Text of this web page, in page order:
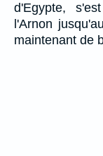
d'Egypte,
l'Arnon
maintenant de